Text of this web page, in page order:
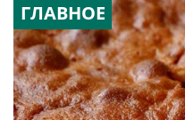
ГЛАВНОЕ